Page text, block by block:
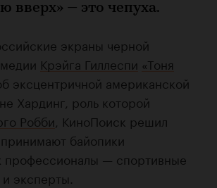
вверх» — это чепуха.
экраны черной
Крэйга Гиллеспи «Тоня
эксцентричной американской
Хардинг, роль которой
Робби , КиноПоиск решил
байопики
профессионалы — спортивные
эксперты.